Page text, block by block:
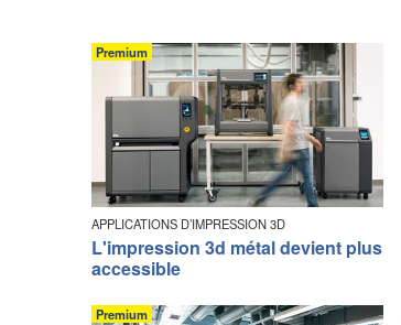
Premium
APPLICATIONS D’IMPRESSION 3D
L'impression 3d métal devient plus
accessible
Premium